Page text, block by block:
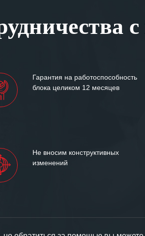
между
и процветания.Гарантия на работоспособность
блока целиком 12 месяцев
Не вносим конструктивных
изменений